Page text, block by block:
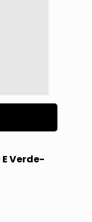
Verde-